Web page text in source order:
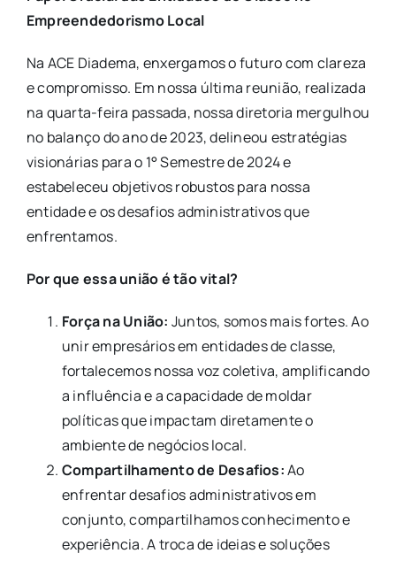
Empreendedorismo Local
Na ACE Diadema, enxergamos o futuro com clareza
e compromisso. Em nossa última reunião, realizada
na quarta-feira passada, nossa diretoria mergulhou
no balanço do ano de 2023, delineou estratégias
visionárias para o 1° Semestre de 2024 e
estabeleceu objetivos robustos para nossa
entidade e os desafios administrativos que
enfrentamos.
Por que essa união é tão vital?
Força na União: Juntos, somos mais fortes. Ao
unir empresários em entidades de classe,
fortalecemos nossa voz coletiva, amplificando
a influência e a capacidade de moldar
políticas que impactam diretamente o
ambiente de negócios local.
Compartilhamento de Desafios:Ao
enfrentar desafios administrativos em
conjunto, compartilhamos conhecimento e
experiência. A troca de ideias e soluções